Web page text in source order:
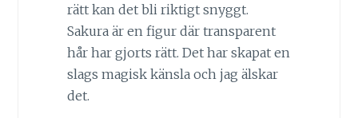
rätt kan det bli riktigt snyggt.
Sakura är en figur där transparent
hår har gjorts rätt. Det har skapat en
slags magisk känsla och jag älskar
det.